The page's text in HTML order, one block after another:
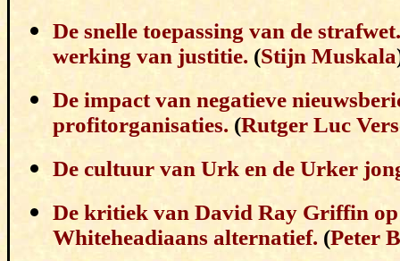
De snelle toepassing van de
werking van justitie. (Stijn Muskala
De impact van negatieve
profitorganisaties. (Rutger Luc
De cultuur van Urk en de Urker
De kritiek van David Ray Griffin
Whiteheadiaans alternatief. (Peter